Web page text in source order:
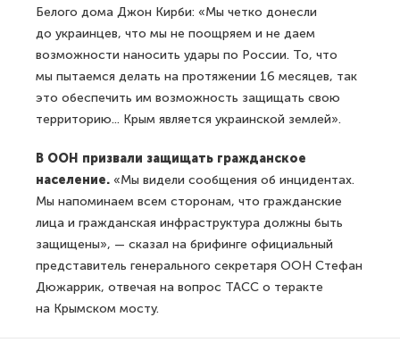
Белого дома Джон Кирби: «Мы четко донесли
до украинцев, что мы не поощряем и не даем
возможности наносить удары по России. То, что
мы пытаемся делать на протяжении 16 месяцев, так
это обеспечить им возможность защищать свою
территорию... Крым является украинской землей».
В ООН призвали защищать гражданское
население. «Мы видели сообщения об инцидентах.
Мы напоминаем всем сторонам, что гражданские
лица и гражданская инфраструктура должны быть
защищены», — сказал на брифинге официальный
представитель генерального секретаря ООН Стефан
Дюжаррик, отвечая на вопрос ТАСС о теракте
на Крымском мосту.